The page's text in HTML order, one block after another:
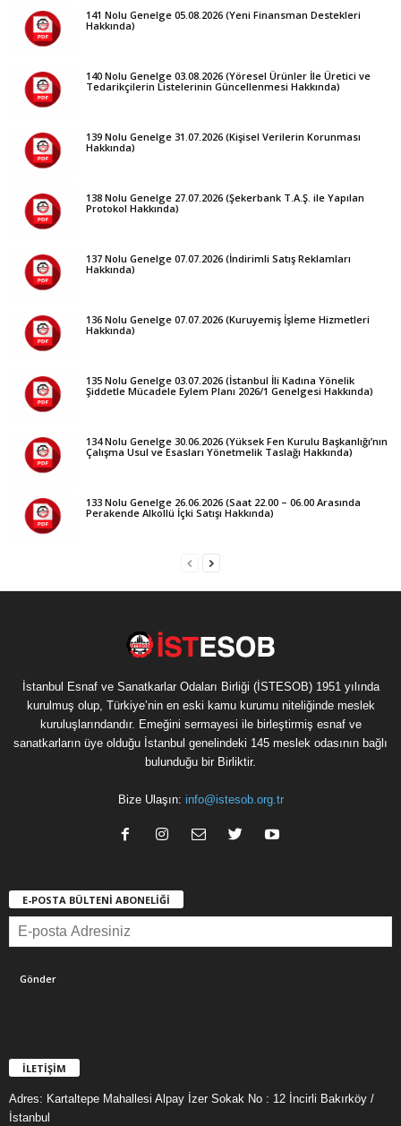
141 Nolu Genelge 05.08.2026 (Yeni Finansman Destekleri
Hakkında)
140 Nolu Genelge 03.08.2026 (Yöresel Ürünler İle Üretici ve
Tedarikçilerin Listelerinin Güncellenmesi Hakkında)
139 Nolu Genelge 31.07.2026 (Kişisel Verilerin Korunması
Hakkında)
138 Nolu Genelge 27.07.2026 (Şekerbank T.A.Ş. ile Yapılan
Protokol Hakkında)
137 Nolu Genelge 07.07.2026 (İndirimli Satış Reklamları
Hakkında)
136 Nolu Genelge 07.07.2026 (Kuruyemiş İşleme Hizmetleri
Hakkında)
135 Nolu Genelge 03.07.2026 (İstanbul İli Kadına Yönelik
Şiddetle Mücadele Eylem Planı 2026/1 Genelgesi Hakkında)
134 Nolu Genelge 30.06.2026 (Yüksek Fen Kurulu Başkanlığı’nın
Çalışma Usul ve Esasları Yönetmelik Taslağı Hakkında)
133 Nolu Genelge 26.06.2026 (Saat 22.00 – 06.00 Arasında
Perakende Alkollü İçki Satışı Hakkında)
İstanbul Esnaf ve Sanatkarlar Odaları Birliği (İSTESOB) 1951 yılında
kurulmuş olup, Türkiye’nin en eski kamu kurumu niteliğinde meslek
kuruluşlarındandır. Emeğini sermayesi ile birleştirmiş esnaf ve
sanatkarların üye olduğu İstanbul genelindeki 145 meslek odasının bağlı
bulunduğu bir Birliktir.
Bize Ulaşın: info@istesob.org.tr
E-POSTA BÜLTENİ ABONELİĞİ
İLETİŞİM
Adres: Kartaltepe Mahallesi Alpay İzer Sokak No : 12 İncirli Bakırköy /
İstanbul